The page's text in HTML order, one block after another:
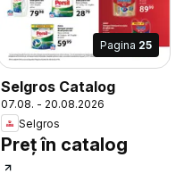
Pagina 25
Selgros Catalog
07.08. - 20.08.2026
Selgros
Preț în catalog